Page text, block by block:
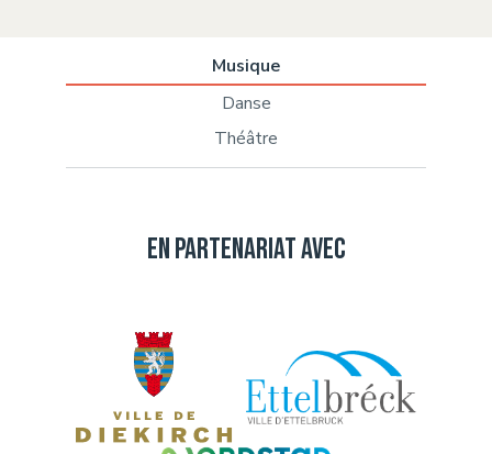
Musique
Danse
Théâtre
En partenariat avec